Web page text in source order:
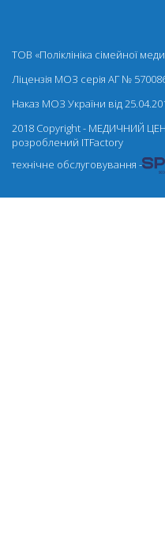
ТОВ «Поліклініка сімейної
Ліцензія МОЗ серія АГ №
Наказ МОЗ України від
2018 Copyright - МЕДИЧНИЙ
розроблений ITFactory
технічне обслуговування -